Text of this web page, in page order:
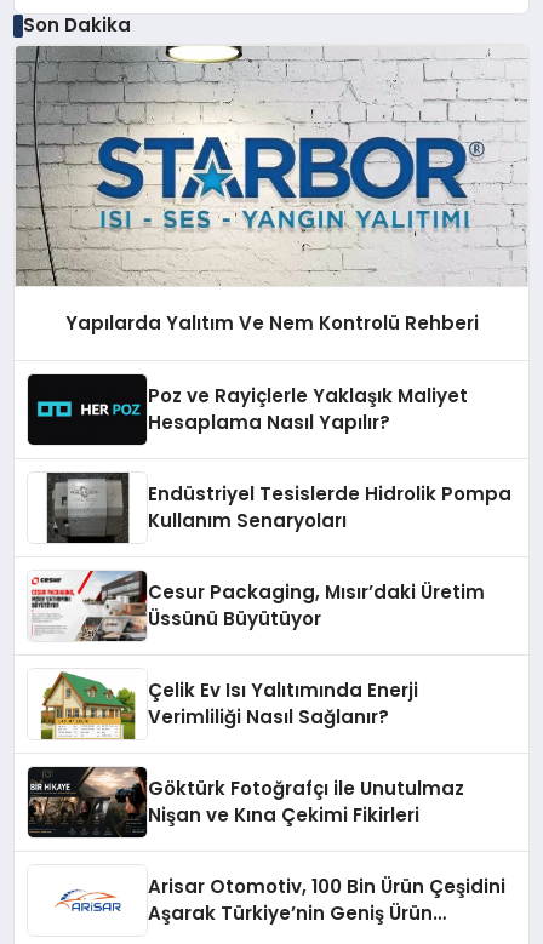
Son Dakika
Yapılarda Yalıtım Ve Nem Kontrolü Rehberi
Poz ve Rayiçlerle Yaklaşık Maliyet
Hesaplama Nasıl Yapılır?
Endüstriyel Tesislerde Hidrolik Pompa
Kullanım Senaryoları
Cesur Packaging, Mısır’daki Üretim
Üssünü Büyütüyor
Çelik Ev Isı Yalıtımında Enerji
Verimliliği Nasıl Sağlanır?
Göktürk Fotoğrafçı ile Unutulmaz
Nişan ve Kına Çekimi Fikirleri
Arisar Otomotiv, 100 Bin Ürün Çeşidini
Aşarak Türkiye’nin Geniş Ürün